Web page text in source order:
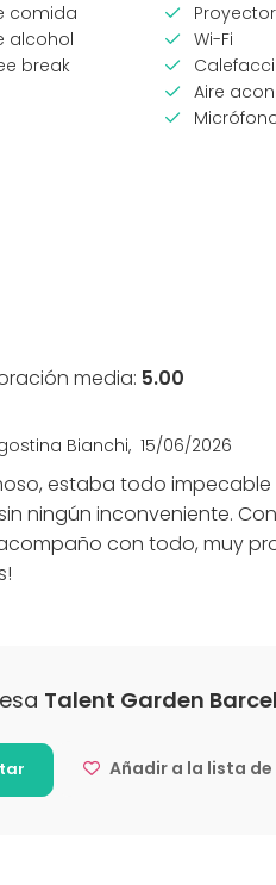
comida
alcohol
break
Wi-Fi
Aire
notas
Evento
Fiesta
Fiesta
Team
media: 5.00
Bianchi 15/06/2026
estaba todo
ningún inconveniente.
con todo, muy
Talent Garden
Añadir a la lista de